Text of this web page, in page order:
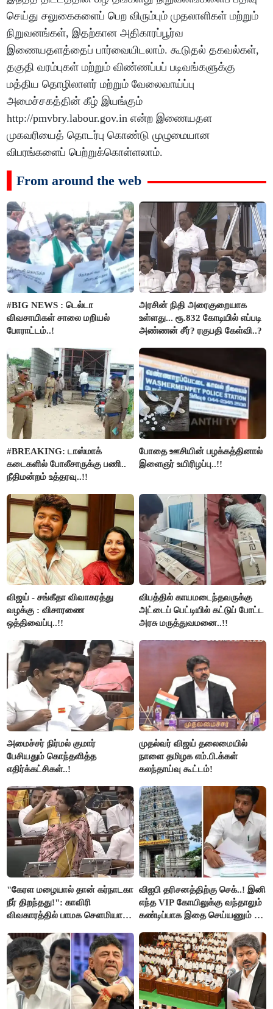
செய்து சலுகைகளைப் பெற விரும்பும் முதலாளிகள் மற்றும்
நிறுவனங்கள், இதற்கான அதிகாரப்பூர்வ
இணையதளத்தைப் பார்வையிடலாம். கூடுதல் தகவல்கள்,
தகுதி வரம்புகள் மற்றும் விண்ணப்பப் படிவங்களுக்கு
மத்திய தொழிலாளர் மற்றும் வேலைவாய்ப்பு
அமைச்சகத்தின் கீழ் இயங்கும்
http://pmvbry.labour.gov.in என்ற இணையதள
முகவரியைத் தொடர்பு கொண்டு முழுமையான
விபரங்களைப் பெற்றுக்கொள்ளலாம்.
From around the web
#BIG NEWS : டெல்டா
விவசாயிகள் சாலை மறியல்
போராட்டம்..!
அரசின் நிதி அரைகுறையாக
உள்ளது... ரூ.832 கோடியில் எப்படி
அண்ணன் சீர்? ரகுபதி கேள்வி..?
#BREAKING: டாஸ்மாக்
கடைகளில் போலீசாருக்கு பணி..
நீதிமன்றம் உத்தரவு..!!
போதை ஊசியின் பழக்கத்தினால்
இளைஞர் உயிரிழப்பு..!!
விஜய் - சங்கீதா விவாகரத்து
வழக்கு : விசாரணை
ஒத்திவைப்பு..!!
விபத்தில் காயமடைந்தவருக்கு
அட்டைப் பெட்டியில் கட்டுப் போட்ட
அரசு மருத்துவமனை..!!
அமைச்சர் நிர்மல் குமார்
பேசியதும் கொந்தளித்த
எதிர்க்கட்சிகள்..!
முதல்வர் விஜய் தலைமையில்
நாளை தமிழக எம்.பி.க்கள்
கலந்தாய்வு கூட்டம்!
"கேரள மழையால் தான் கர்நாடகா
நீர் திறந்தது!": காவிரி
விவகாரத்தில் பாமக சௌமியா
விஐபி தரிசனத்திற்கு செக்..! இனி
எந்த VIP கோயிலுக்கு வந்தாலும்
கண்டிப்பாக இதை செய்யணும் -